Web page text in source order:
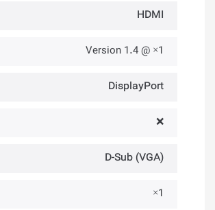
HDMI
1× @ Version 1.4
DisplayPort
❌
(D-Sub (VGA
1×